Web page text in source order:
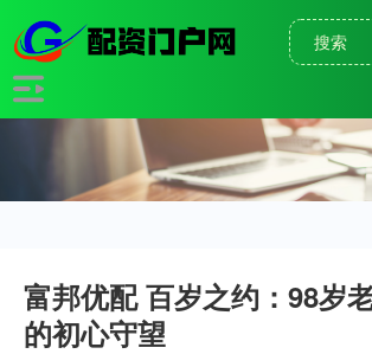
富邦优配 百岁之约：98岁
的初心守望